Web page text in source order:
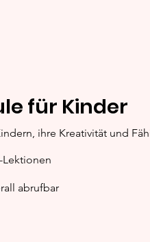
Maleinleitung
für Kinder
ihre Kreativität und
abrufbar